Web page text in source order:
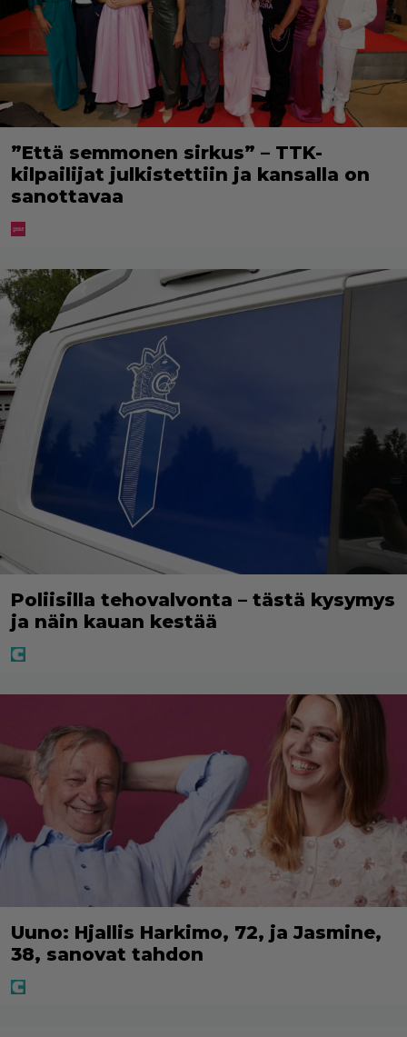
”Että semmonen sirkus” – TTK-
kilpailijat julkistettiin ja kansalla on
sanottavaa
Poliisilla tehovalvonta – tästä kysymys
ja näin kauan kestää
Uuno: Hjallis Harkimo, 72, ja Jasmine,
38, sanovat tahdon